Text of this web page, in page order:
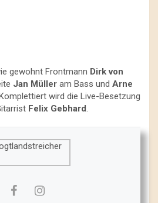
gewohnt Frontmann Dirk von
Jan Müller am Bass und Arne
wird die Live-Besetzung
Felix Gebhard.